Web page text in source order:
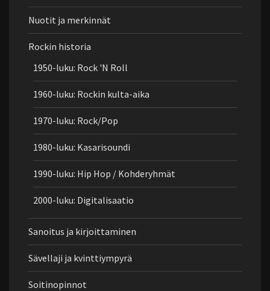
Nuotit ja merkinnät
Rockin historia
1950-luku: Rock 'N Roll
1960-luku: Rockin kulta-aika
1970-luku: Rock/Pop
1980-luku: Kasarisoundi
1990-luku: Hip Hop / Kohderyhmät
2000-luku: Digitalisaatio
Sanoitus ja kirjoittaminen
Sävellaji ja kvinttiympyrä
Soitinopinnot